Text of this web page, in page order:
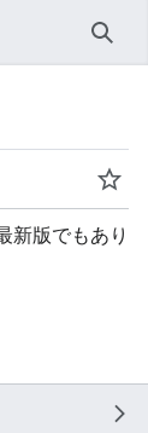
検索
ウ
新版でもあり